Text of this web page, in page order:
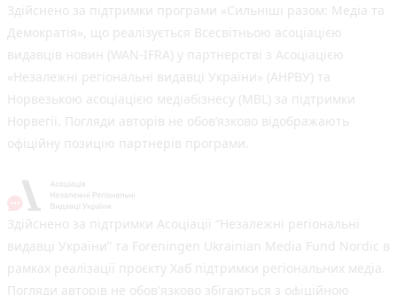
Здійснено за підтримки програми «Сильніші разом: Медіа та
Демократія», що реалізується Всесвітньою асоціацією
видавців новин (WAN-IFRA) у партнерстві з Асоціацією
«Незалежні регіональні видавці України» (АНРВУ) та
Норвезькою асоціацією медіабізнесу (MBL) за підтримки
Норвегії. Погляди авторів не обов’язково відображають
офіційну позицію партнерів програми.
Здійснено за підтримки Асоціації “Незалежні регіональні
видавці України” та Foreningen Ukrainian Media Fund Nordic в
рамках реалізації проєкту Хаб підтримки регіональних медіа.
Погляди авторів не обов'язково збігаються з офіційною